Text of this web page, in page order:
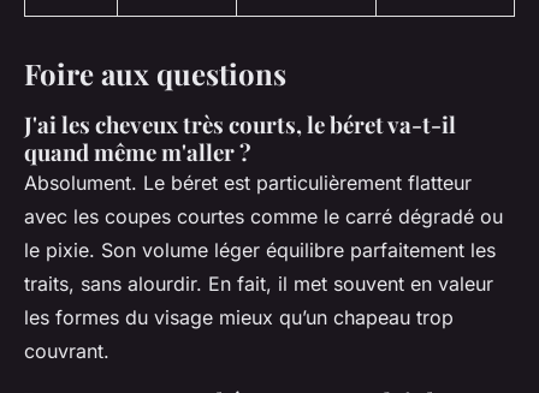
Foire aux questions
J'ai les cheveux très courts, le béret va-t-il
quand même m'aller ?
Absolument. Le béret est particulièrement flatteur
avec les coupes courtes comme le carré dégradé ou
le pixie. Son volume léger équilibre parfaitement les
traits, sans alourdir. En fait, il met souvent en valeur
les formes du visage mieux qu’un chapeau trop
couvrant.